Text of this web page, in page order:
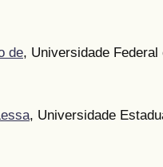
de, Universidade
, Universidade